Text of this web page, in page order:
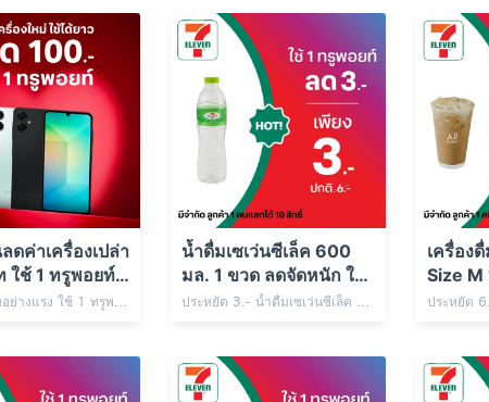
ดค่าเครื่องเปล่า
ใช้ 1 ทรูพอยท์
ทรูพอยท์คุ้มอย่างแรง ใช้ 1 ทรูพอยท์ แลกส่วนลดค่าเครื่อง Samsung A06 5G สีดำ/ สีเขียว เครื่องเปล่า/เครื่องพร้อมซิม 1 เครื่อง เพียง 2,799.- ปกติ 2,899.- ที่ 7-Eleven
น้ำดื่มเซเว่นซีเล็ค 600
มล. 1 ขวด ลดจัดหนัก ใช้
1 ทรูพอยท์
ประหยัด 3.- น้ำดื่มเซเว่นซีเล็ค 600 มล. 1 ขวด เพียง 3.- ปกติ 6.- ใช้ 1 ทรูพอยท์
เครื่อง
Size M
ใช้ 1 ท